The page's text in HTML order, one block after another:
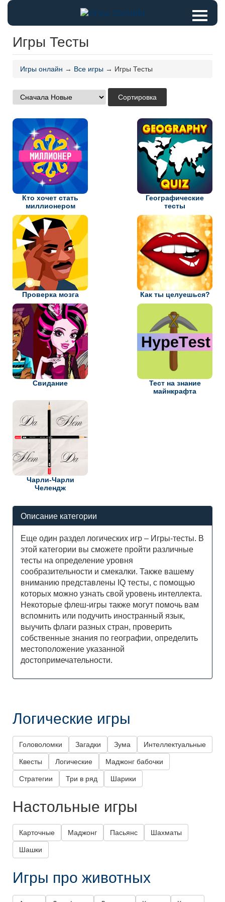
Игры Тесты
Игры онлайн → Все игры → Игры Тесты
Кто хочет стать
миллионером
Географические
тесты
Проверка мозга Как ты целуешься?
Свидание
Тест на знание
майнкрафта
Чарли-Чарли
Челендж
Описание категории
Еще один раздел логических игр – Игры-тесты. В
этой категории вы сможете пройти различные
тесты на определение уровня
сообразительности и смекалки. Также вашему
вниманию представлены IQ тесты, с помощью
которых можно узнать свой уровень интеллекта.
Некоторые флеш-игры также могут помочь вам
вспомнить или подучить иностранный язык,
выучить флаги разных стран, проверить
собственные знания по географии, определить
местоположение указанной
достопримечательности.
Логические игры
Головоломки Загадки Зума Интеллектуальные
Квесты Логические Маджонг бабочки
Стратегии Три в ряд Шарики
Настольные игры
Карточные Маджонг Пасьянс Шахматы
Шашки
Игры про животных